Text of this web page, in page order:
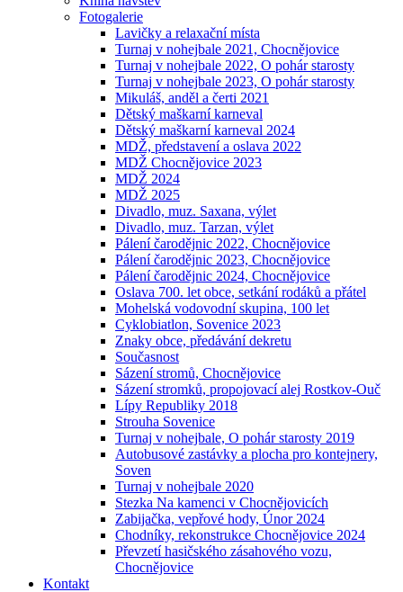
Fotogalerie
Lavičky a relaxační místa
Turnaj v nohejbale 2021, Chocnějovice
Turnaj v nohejbale 2022, O pohár starosty
Turnaj v nohejbale 2023, O pohár starosty
Mikuláš, anděl a čerti 2021
Dětský maškarní karneval
Dětský maškarní karneval 2024
MDŽ, představení a oslava 2022
MDŽ Chocnějovice 2023
MDŽ 2024
MDŽ 2025
Divadlo, muz. Saxana, výlet
Divadlo, muz. Tarzan, výlet
Pálení čarodějnic 2022, Chocnějovice
Pálení čarodějnic 2023, Chocnějovice
Pálení čarodějnic 2024, Chocnějovice
Oslava 700. let obce, setkání rodáků a přátel
Mohelská vodovodní skupina, 100 let
Cyklobiatlon, Sovenice 2023
Znaky obce, předávání dekretu
Současnost
Sázení stromů, Chocnějovice
Sázení stromků, propojovací alej Rostkov-Ouč
Lípy Republiky 2018
Strouha Sovenice
Turnaj v nohejbale, O pohár starosty 2019
Autobusové zastávky a plocha pro kontejnery,
Soven
Turnaj v nohejbale 2020
Stezka Na kamenci v Chocnějovicích
Zabijačka, vepřové hody, Únor 2024
Chodníky, rekonstrukce Chocnějovice 2024
Převzetí hasičského zásahového vozu,
Chocnějovice
Kontakt